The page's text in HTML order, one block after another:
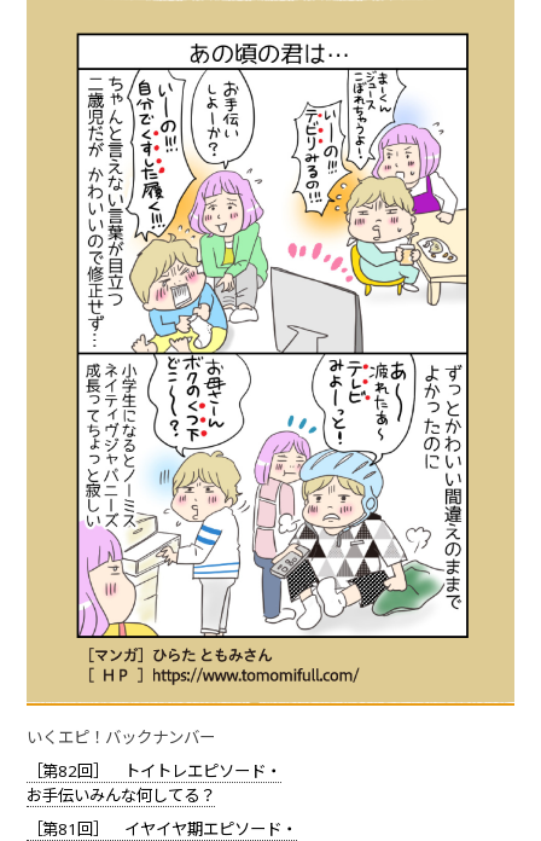
いくエピ！バックナンバー
［第82回］ トイトレエピソード・
お手伝いみんな何してる？
［第81回］ イヤイヤ期エピソード・